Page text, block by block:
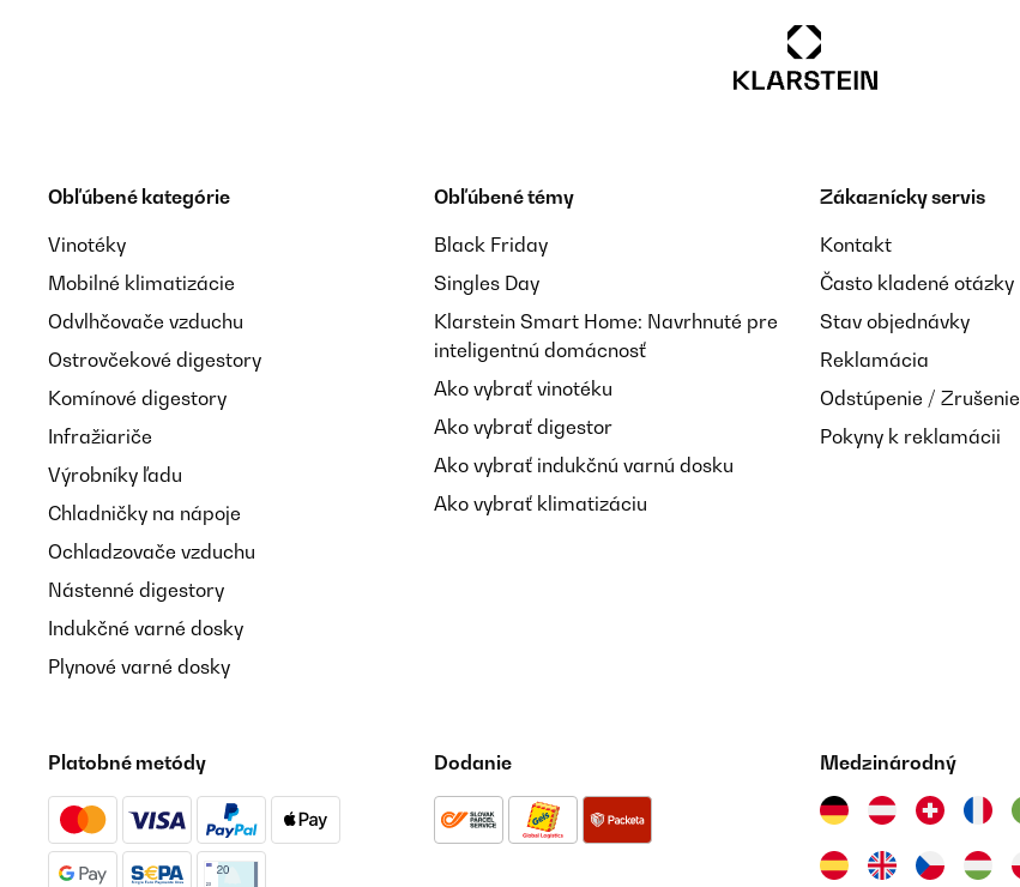
Obľúbené kategórie
Vinotéky
Mobilné klimatizácie
Odvlhčovače vzduchu
Ostrovčekové digestory
Komínové digestory
Infražiariče
Výrobníky ľadu
Chladničky na nápoje
Ochladzovače vzduchu
Nástenné digestory
Indukčné varné dosky
Plynové varné dosky
Obľúbené témy
Black Friday
Singles Day
Klarstein Smart Home: Navrhnuté pre
inteligentnú domácnosť
Ako vybrať vinotéku
Ako vybrať digestor
Ako vybrať indukčnú varnú dosku
Ako vybrať klimatizáciu
Zákaznícky servis
Kontakt
Často kladené otázky
Stav objednávky
Reklamácia
Odstúpenie /
Pokyny k reklamácii
Platobné metódy Dodanie Medzinárodný